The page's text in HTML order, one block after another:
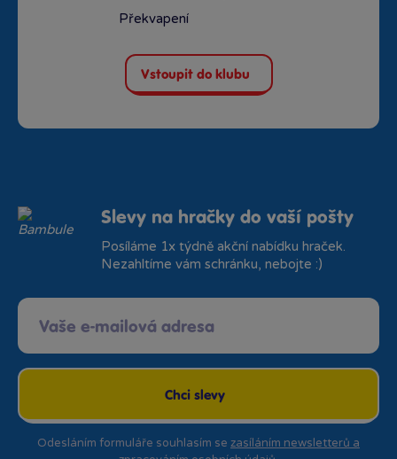
Překvapení
Vstoupit do klubu
Slevy na hračky do vaší pošty
Posíláme 1x týdně akční nabídku hraček.
Nezahltíme vám schránku, nebojte :)
Chci slevy
Odesláním formuláře souhlasím se zasíláním newsletterů a